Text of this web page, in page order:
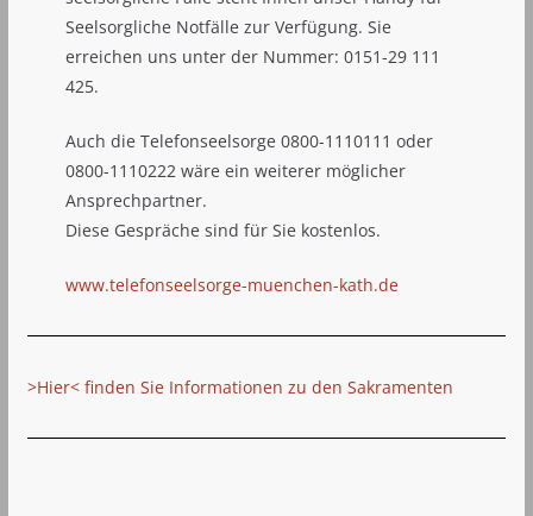
Seelsorgliche Notfälle zur Verfügung. Sie
erreichen uns unter der Nummer: 0151-29 111
425.
Auch die Telefonseelsorge 0800-1110111 oder
0800-1110222 wäre ein weiterer möglicher
Ansprechpartner.
Diese Gespräche sind für Sie kostenlos.
www.telefonseelsorge-muenchen-kath.de
>Hier< finden Sie Informationen zu den Sakramenten